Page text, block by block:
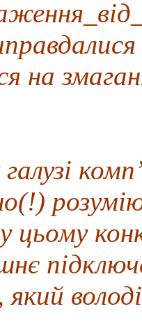
на
галузі
цьому
який